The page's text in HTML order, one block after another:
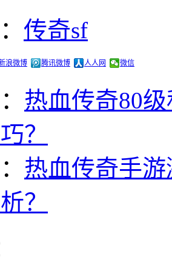
传奇sf
浪微博 腾讯微博 人人网 微信
热血传奇80
？
热血传奇手
？